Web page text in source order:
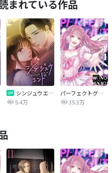
まれている作品
シンジュウエンド【タテヨミ】
5.4万
パーフェクトグリッター
35.3万